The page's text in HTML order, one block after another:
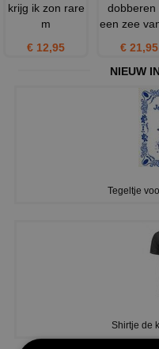
krijg ik zon rare
m
€ 12,95
dobberen
een zee
€ 21,95
NIEUW
Tegeltje
Shirtje de